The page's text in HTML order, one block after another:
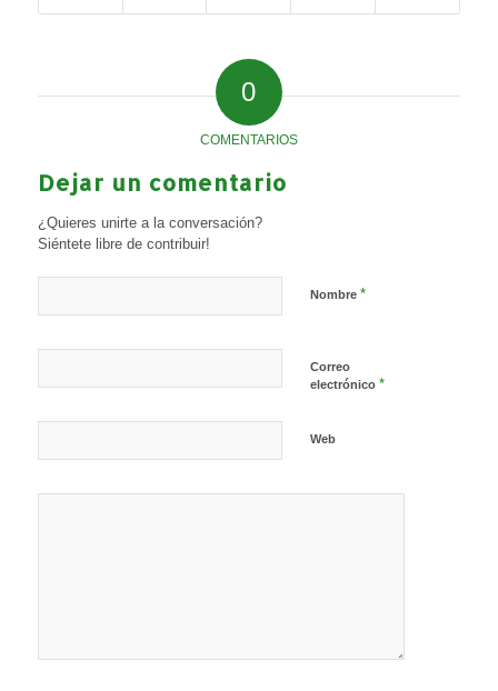
0
COMENTARIOS
Dejar un comentario
¿Quieres unirte a la conversación?
Siéntete libre de contribuir!
Nombre *
Correo
electrónico *
Web